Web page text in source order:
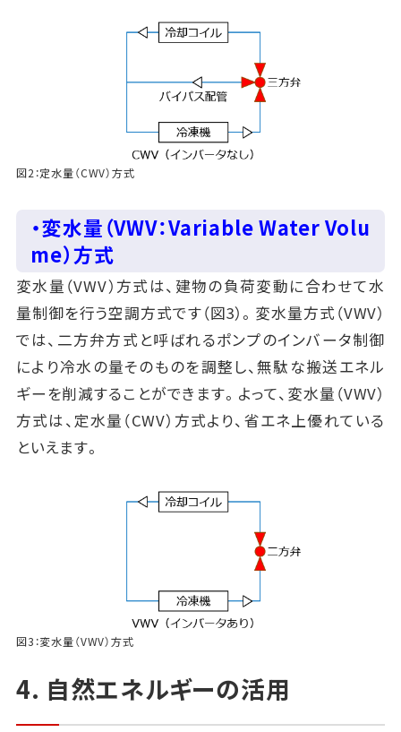
図2：定水量（CWV）方式
・変水量（VWV：Variable Water Volu
me）方式
変水量（VWV）方式は、建物の負荷変動に合わせて水
量制御を行う空調方式です（図3）。変水量方式（VWV）
では、二方弁方式と呼ばれるポンプのインバータ制御
により冷水の量そのものを調整し、無駄な搬送エネル
ギーを削減することができます。よって、変水量（VWV）
方式は、定水量（CWV）方式より、省エネ上優れている
といえます。
図3：変水量（VWV）方式
4. 自然エネルギーの活用